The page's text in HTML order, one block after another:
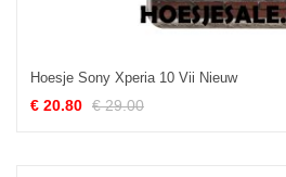
Hoesje Sony Xperia 10 Vii Nieuw
€ 20.80 € 29.00